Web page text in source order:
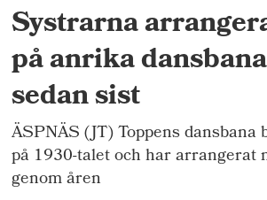
Systrarna
på anrika
sedan sist
ÄSPNÄS (JT) Toppens dansbana
på 1930-talet och har arrangerat
genom åren